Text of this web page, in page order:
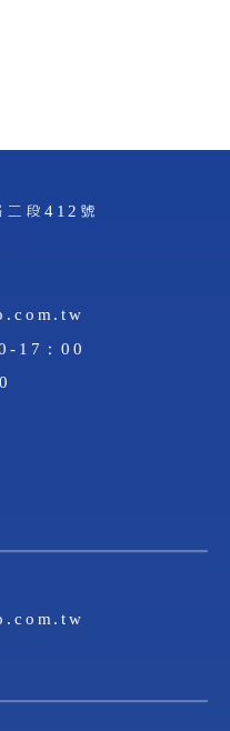
二段412號
17：00